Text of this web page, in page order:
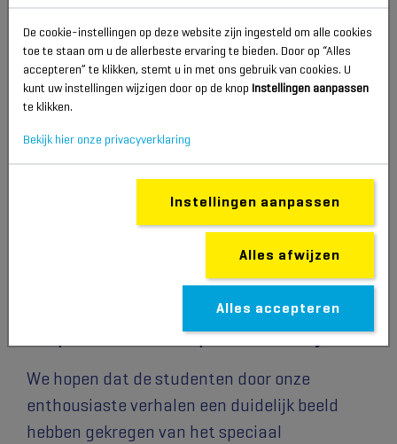
Het verschil tussen basisonderwijs,
speciaal basisonderwijs en speciaal onderwijs
Volop interesse in het speciaal onderwijs
We hopen dat de studenten door onze
enthousiaste verhalen een duidelijk beeld
hebben gekregen van het speciaal
De cookie-instellingen op deze website zijn ingesteld om alle cookies
toe te staan om u de allerbeste ervaring te bieden. Door op “Alles
accepteren” te klikken, stemt u in met ons gebruik van cookies. U
kunt uw instellingen wijzigen door op de knop Instellingen aanpassen
te klikken.
Bekijk hier onze privacyverklaring
Instellingen aanpassen
Alles afwijzen
Alles accepteren